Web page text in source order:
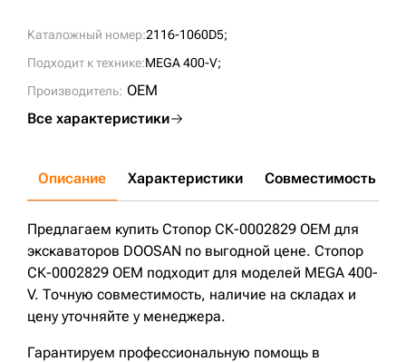
Каталожный номер:2116-1060D5;
Подходит к технике:MEGA 400-V;
Производитель: OEM
Все характеристики
Описание Характеристики Совместимость
Предлагаем купить Стопор СК-0002829 OEM для
экскаваторов DOOSAN по выгодной цене. Стопор
СК-0002829 OEM подходит для моделей MEGA 400-
V. Точную совместимость, наличие на складах и
цену уточняйте у менеджера.
Гарантируем профессиональную помощь в